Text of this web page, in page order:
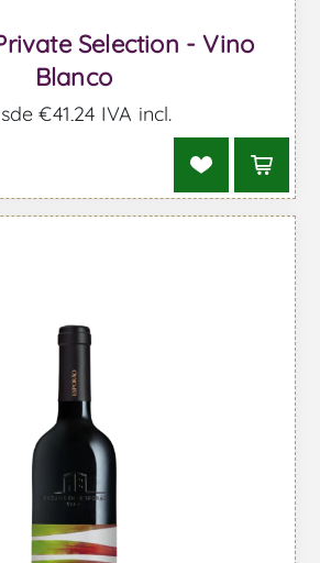
Selection - Vino
Blanco
€41,24 IVA incl.